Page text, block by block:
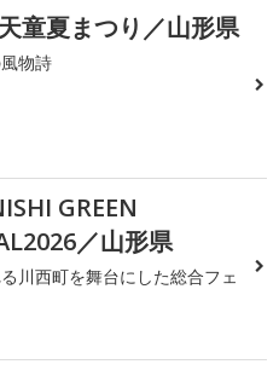
童夏まつり／山形県
物詩
GREEN
／山形県
川西町を舞台にした総合フェ